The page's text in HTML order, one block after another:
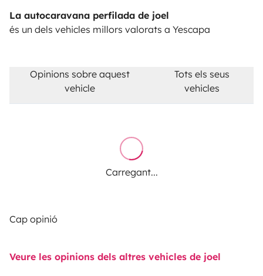
La autocaravana perfilada de joel
és un dels vehicles millors valorats a Yescapa
Opinions sobre aquest
vehicle
Tots els seus
vehicles
Carregant...
Cap opinió
Veure les opinions dels altres vehicles de joel